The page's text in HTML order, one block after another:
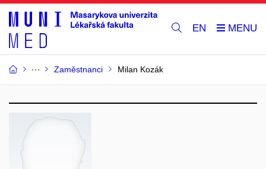
EN
Zaměstnanci Milan Kozák